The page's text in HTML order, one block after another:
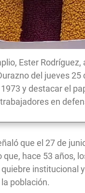
Ester
del jueves
y destacar el
en
que el 27 de
hace 53 años,
institucional
población.